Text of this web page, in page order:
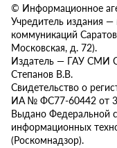
© Информационное
Учредитель издания
коммуникаций
Московская, д. 72).
Издатель — ГАУ СМИ
Степанов В.В.
Свидетельство о
ИА № ФС77-60442 от
Выдано Федеральной
информационных
(Роскомнадзор).